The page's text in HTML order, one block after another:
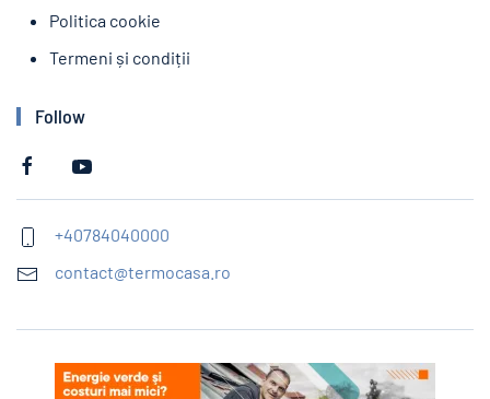
Politica cookie
Termeni și condiții
Follow
+40784040000
contact@termocasa.ro